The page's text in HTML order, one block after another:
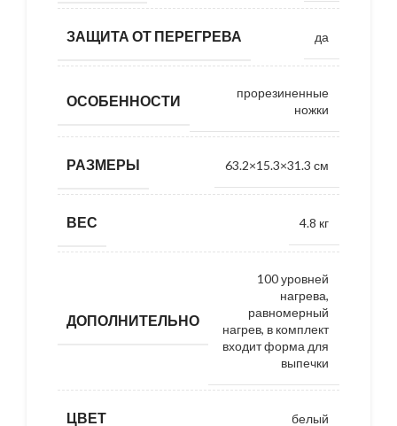
ЗАЩИТА ОТ ПЕРЕГРЕВА да
ОСОБЕННОСТИ
прорезиненные
ножки
РАЗМЕРЫ 63.2×15.3×31.3 см
ВЕС 4.8 кг
ДОПОЛНИТЕЛЬНО
100 уровней
нагрева,
равномерный
нагрев, в комплект
входит форма для
выпечки
ЦВЕТ белый